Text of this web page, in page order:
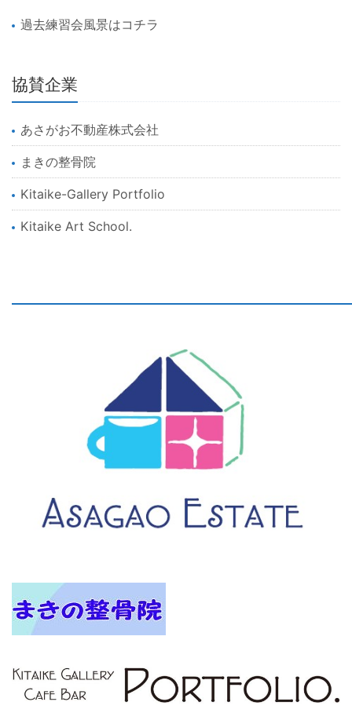
過去練習会風景はコチラ
協賛企業
あさがお不動産株式会社
まきの整骨院
Kitaike-Gallery Portfolio
Kitaike Art School.